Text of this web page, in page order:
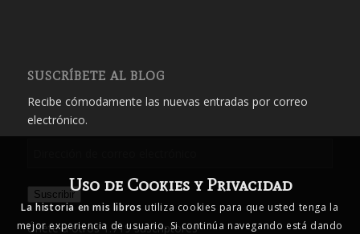
SUSCRÍBETE AL BLOG
Recibe cómodamente las nuevas entradas por correo
electrónico.
correo
electrónico
Suscribir
Únete a otros 1.719 suscriptores
Uso de Cookies y Privacidad
La historia en mis libros utiliza cookies para que usted tenga la
mejor experiencia de usuario. Si continúa navegando está dando